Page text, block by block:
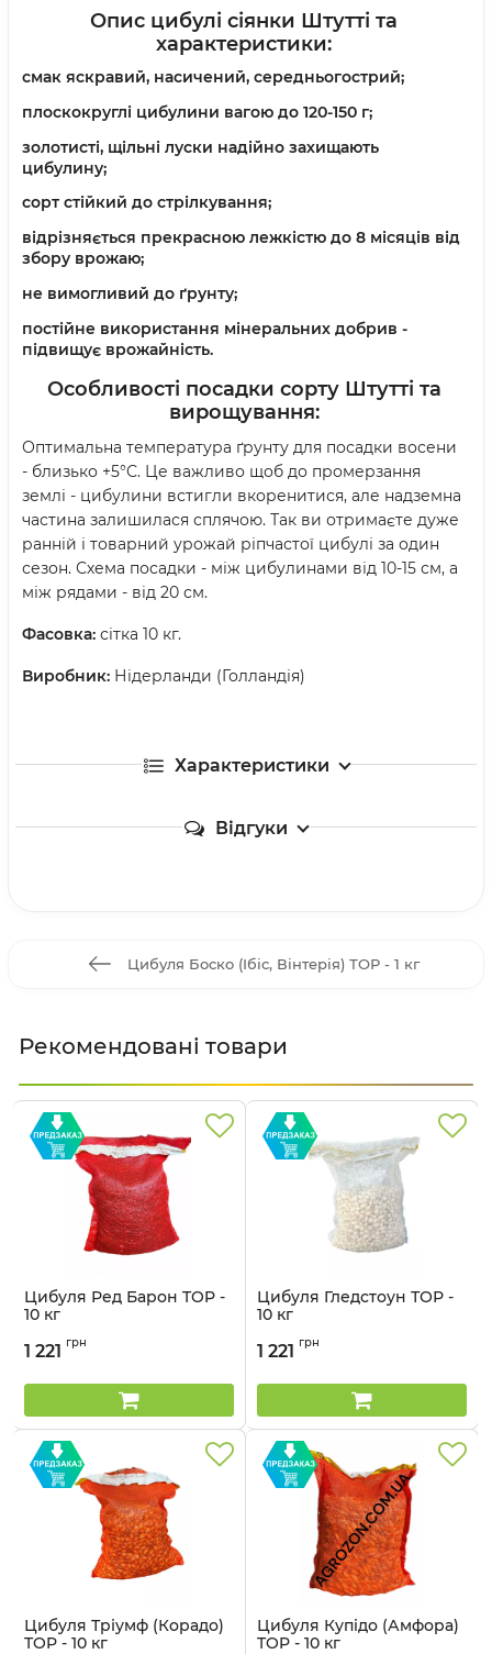
Опис цибулі сіянки Штутті та
характеристики:
смак яскравий, насичений, середньогострий;
плоскокруглі цибулини вагою до 120-150 г;
золотисті, щільні луски надійно захищають
цибулину;
сорт стійкий до стрілкування;
відрізняється прекрасною лежкістю до 8 місяців від
збору врожаю;
не вимогливий до ґрунту;
постійне використання мінеральних добрив -
підвищує врожайність.
Особливості посадки сорту Штутті та
вирощування:
Оптимальна температура ґрунту для посадки восени
- близько +5°С. Це важливо щоб до промерзання
землі - цибулини встигли вкоренитися, але надземна
частина залишилася сплячою. Так ви отримаєте дуже
ранній і товарний урожай ріпчастої цибулі за один
сезон. Схема посадки - між цибулинами від 10-15 см, а
між рядами - від 20 см.
Фасовка: сітка 10 кг.
Виробник: Нідерланди (Голландія)
Характеристики
Відгуки
Цибуля Боско (Ібіс, Вінтерія) ТОР - 1 кг
Рекомендовані товари
Цибуля Ред Барон TOP -
10 кг
1 221 грн
Цибуля Гледстоун ТОР -
10 кг
1 221 грн
Цибуля Тріумф (Корадо)
TOP - 10 кг
Цибуля Купідо (Амфора)
TOP - 10 кг